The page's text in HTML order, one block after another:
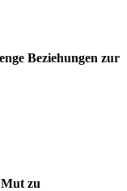
Beziehungen zur
zu